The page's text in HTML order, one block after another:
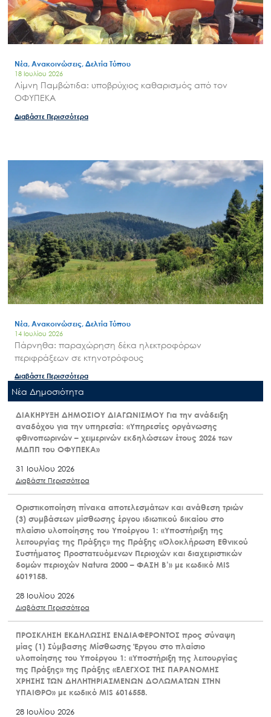
Νέα, Ανακοινώσεις, Δελτία Τύπου
18 Ιουλίου 2026
Λίμνη Παμβώτιδα: υποβρύχιος καθαρισμός από τον
ΟΦΥΠΕΚΑ
Διαβάστε Περισσότερα
Νέα, Ανακοινώσεις, Δελτία Τύπου
14 Ιουλίου 2026
Πάρνηθα: παραχώρηση δέκα ηλεκτροφόρων
περιφράξεων σε κτηνοτρόφους
Διαβάστε Περισσότερα
Nέα Δημοσιότητα
ΔΙΑΚΗΡΥΞΗ ΔΗΜΟΣΙΟΥ ΔΙΑΓΩΝΙΣΜΟΥ Για την ανάδειξη
αναδόχου για την υπηρεσία: «Υπηρεσίες οργάνωσης
φθινοπωρινών – χειμερινών εκδηλώσεων έτους 2026 των
ΜΔΠΠ του ΟΦΥΠΕΚΑ»
31 Ιουλίου 2026
Διαβάστε Περισσότερα
Οριστικοποίηση πίνακα αποτελεσμάτων και ανάθεση τριών
(3) συμβάσεων μίσθωσης έργου ιδιωτικού δικαίου στο
πλαίσιο υλοποίησης του Υποέργου 1: «Υποστήριξη της
λειτουργίας της Πράξης» της Πράξης «Ολοκλήρωση Εθνικού
Συστήματος Προστατευόμενων Περιοχών και διαχειριστικών
δομών περιοχών Natura 2000 – ΦΑΣΗ Β’» με κωδικό MIS
6019158.
28 Ιουλίου 2026
Διαβάστε Περισσότερα
ΠΡΟΣΚΛΗΣΗ ΕΚΔΗΛΩΣΗΣ ΕΝΔΙΑΦΕΡΟΝΤΟΣ προς σύναψη
μίας (1) Σύμβασης Μίσθωσης Έργου στο πλαίσιο
υλοποίησης του Υποέργου 1: «Υποστήριξη της λειτουργίας
της Πράξης» της Πράξης «ΕΛΕΓΧΟΣ ΤΗΣ ΠΑΡΑΝΟΜΗΣ
ΧΡΗΣΗΣ ΤΩΝ ΔΗΛΗΤΗΡΙΑΣΜΕΝΩΝ ΔΟΛΩΜΑΤΩΝ ΣΤΗΝ
ΥΠΑΙΘΡΟ» με κωδικό MIS 6016558.
28 Ιουλίου 2026